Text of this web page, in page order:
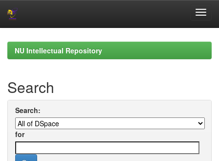
navigationNU Intellectual Repository
Search
Search:
for